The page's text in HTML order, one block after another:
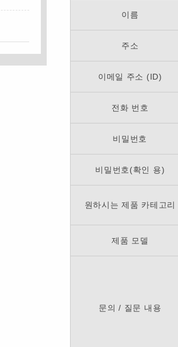
이름
주소
이메일 주소 (ID)
전화 번호
비밀번호
비밀번호(확인 용)
원하시는 제품 카테고리
제품 모델
문의 / 질문 내용